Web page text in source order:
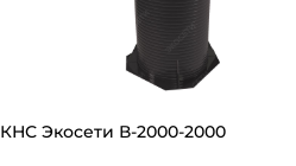
КНС Экосети В-2000-2000